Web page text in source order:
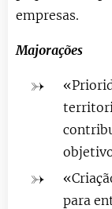
empresas.
Majorações
para